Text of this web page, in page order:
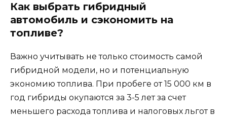
Как выбрать гибридный
автомобиль и сэкономить на
топливе?
Важно учитывать не только стоимость самой
гибридной модели, но и потенциальную
экономию топлива. При пробеге от 15 000 км в
год гибриды окупаются за 3-5 лет за счет
меньшего расхода топлива и налоговых льгот в